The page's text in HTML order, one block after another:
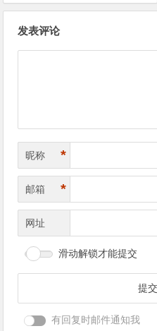
发表评论
昵称 *
邮箱 *
网址
滑动解锁才能提交
有回复时邮件通知我